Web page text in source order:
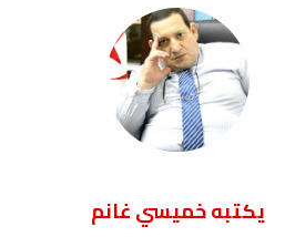
يكتبه خميسي غانم